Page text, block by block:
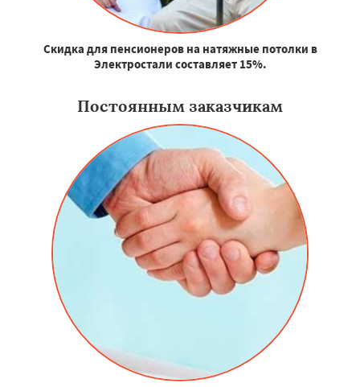
Скидка для пенсионеров на натяжные потолки в
Электростали составляет 15%.
Постоянным заказчикам